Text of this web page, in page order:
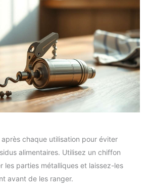
chaque utilisation pour éviter
alimentaires. Utilisez un chiffon
les parties métalliques et laissez-les
avant de les ranger.